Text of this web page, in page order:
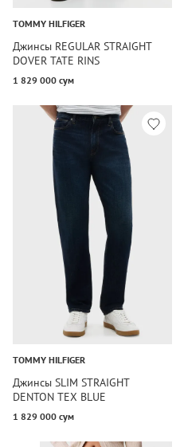
TOMMY HILFIGER
Джинсы REGULAR STRAIGHT
DOVER TATE RINS
1 829 000 сум
TOMMY HILFIGER
Джинсы SLIM STRAIGHT
DENTON TEX BLUE
1 829 000 сум